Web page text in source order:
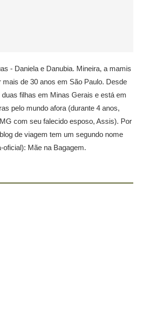
- Daniela e Danubia. Mineira, a mamis
mais de 30 anos em São Paulo. Desde
filhas em Minas Gerais e está em
pelo mundo afora (durante 4 anos,
com seu falecido esposo, Assis). Por
de viagem tem um segundo nome
oficial): Mãe na Bagagem.